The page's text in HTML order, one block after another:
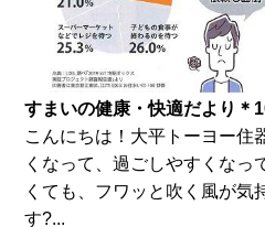
すまいの健康・快適だより＊
こんにちは！大平トーヨー住
くなって、過ごしやすくなっ
くても、フワッと吹く風が気
す?...